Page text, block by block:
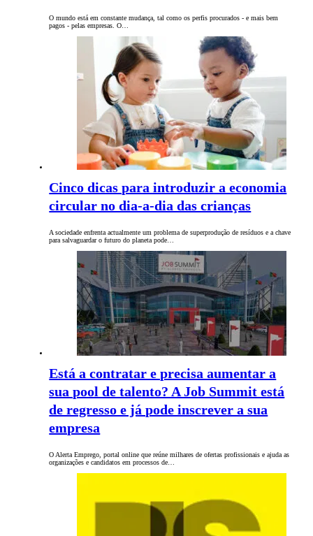
O mundo está em constante mudança, tal como os perfis procurados - e mais bem
pagos - pelas empresas. O…
Cinco dicas para introduzir a economia
circular no dia-a-dia das crianças
A sociedade enfrenta actualmente um problema de superprodução de resíduos e a chave
para salvaguardar o futuro do planeta pode…
Está a contratar e precisa aumentar a
sua pool de talento? A Job Summit está
de regresso e já pode inscrever a sua
empresa
O Alerta Emprego, portal online que reúne milhares de ofertas profissionais e ajuda as
organizações e candidatos em processos de…